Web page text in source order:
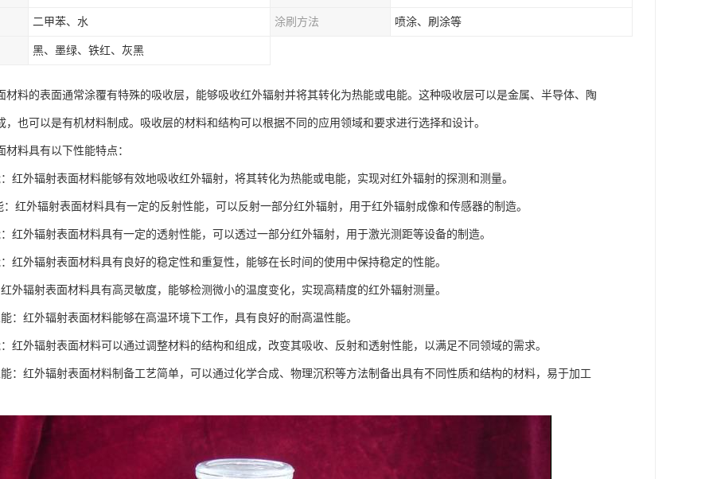
二甲苯、水 涂刷方法 喷涂、刷涂等
黑、墨绿、铁红、灰黑
材料的表面通常涂覆有特殊的吸收层，能够吸收红外辐射并将其转化为热能或电能。这种吸收层可以是金属、半导体、陶
，也可以是有机材料制成。吸收层的材料和结构可以根据不同的应用领域和要求进行选择和设计。
材料具有以下性能特点：
红外辐射表面材料能够有效地吸收红外辐射，将其转化为热能或电能，实现对红外辐射的探测和测量。
：红外辐射表面材料具有一定的反射性能，可以反射一部分红外辐射，用于红外辐射成像和传感器的制造。
红外辐射表面材料具有一定的透射性能，可以透过一部分红外辐射，用于激光测距等设备的制造。
红外辐射表面材料具有良好的稳定性和重复性，能够在长时间的使用中保持稳定的性能。
外辐射表面材料具有高灵敏度，能够检测微小的温度变化，实现高精度的红外辐射测量。
：红外辐射表面材料能够在高温环境下工作，具有良好的耐高温性能。
红外辐射表面材料可以通过调整材料的结构和组成，改变其吸收、反射和透射性能，以满足不同领域的需求。
：红外辐射表面材料制备工艺简单，可以通过化学合成、物理沉积等方法制备出具有不同性质和结构的材料，易于加工